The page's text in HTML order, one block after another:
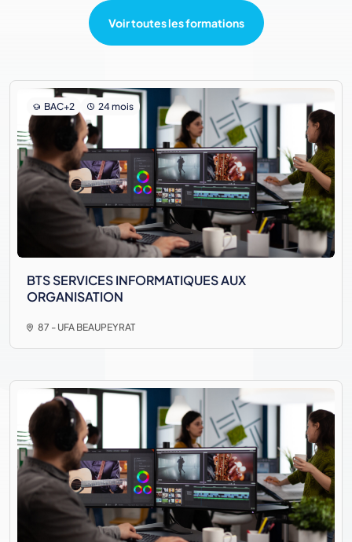
Voir toutes les formations
BAC+2 24 mois
BTS SERVICES INFORMATIQUES AUX
ORGANISATION
87 - UFA BEAUPEYRAT